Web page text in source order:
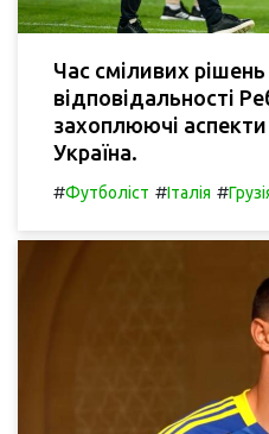
Час сміливих рішень
відповідальності
захоплюючі аспекти
Україна.
#Футболіст #Італія #